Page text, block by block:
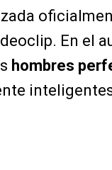
En el
hombres